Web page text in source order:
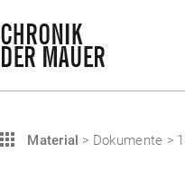
Material > Dokumente >